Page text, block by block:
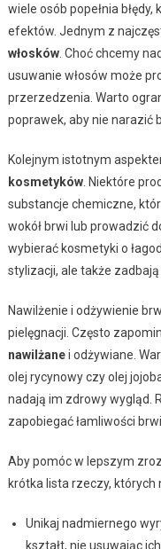
wiele osób popełnia
efektów. Jednym z
włosków. Choć chcemy
usuwanie włosów może
przerzedzenia. Warto
poprawek, aby nie narazić
Kolejnym istotnym
kosmetyków. Niektóre
substancje chemiczne,
wokół brwi lub prowadzić
wybierać kosmetyki o
stylizacji, ale także
Nawilżenie i odżywienie
pielęgnacji. Często
nawilżanei odżywiane.
olej rycynowy czy olej
nadają im zdrowy wygląd.
zapobiegać łamliwości brwi.
Aby pomóc w lepszym
krótka lista rzeczy, których
Unikaj nadmiernego
kształt, nie usuwając